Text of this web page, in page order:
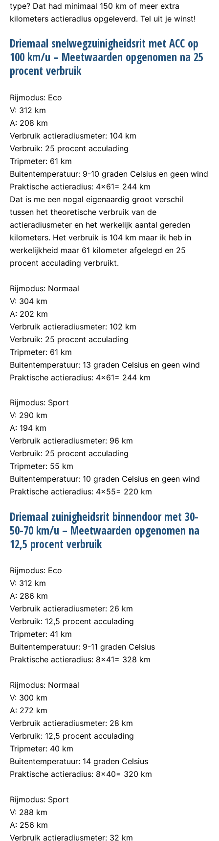
type? Dat had minimaal 150 km of meer extra
kilometers actieradius opgeleverd. Tel uit je winst!
Driemaal snelwegzuinigheidsrit met ACC op
100 km/u – Meetwaarden opgenomen na 25
procent verbruik
Rijmodus: Eco
V: 312 km
A: 208 km
Verbruik actieradiusmeter: 104 km
Verbruik: 25 procent acculading
Tripmeter: 61 km
Buitentemperatuur: 9-10 graden Celsius en geen wind
Praktische actieradius: 4×61= 244 km
Dat is me een nogal eigenaardig groot verschil
tussen het theoretische verbruik van de
actieradiusmeter en het werkelijk aantal gereden
kilometers. Het verbruik is 104 km maar ik heb in
werkelijkheid maar 61 kilometer afgelegd en 25
procent acculading verbruikt.
Rijmodus: Normaal
V: 304 km
A: 202 km
Verbruik actieradiusmeter: 102 km
Verbruik: 25 procent acculading
Tripmeter: 61 km
Buitentemperatuur: 13 graden Celsius en geen wind
Praktische actieradius: 4×61= 244 km
Rijmodus: Sport
V: 290 km
A: 194 km
Verbruik actieradiusmeter: 96 km
Verbruik: 25 procent acculading
Tripmeter: 55 km
Buitentemperatuur: 10 graden Celsius en geen wind
Praktische actieradius: 4×55= 220 km
Driemaal zuinigheidsrit binnendoor met 30-
50-70 km/u – Meetwaarden opgenomen na
12,5 procent verbruik
Rijmodus: Eco
V: 312 km
A: 286 km
Verbruik actieradiusmeter: 26 km
Verbruik: 12,5 procent acculading
Tripmeter: 41 km
Buitentemperatuur: 9-11 graden Celsius
Praktische actieradius: 8×41= 328 km
Rijmodus: Normaal
V: 300 km
A: 272 km
Verbruik actieradiusmeter: 28 km
Verbruik: 12,5 procent acculading
Tripmeter: 40 km
Buitentemperatuur: 14 graden Celsius
Praktische actieradius: 8×40= 320 km
Rijmodus: Sport
V: 288 km
A: 256 km
Verbruik actieradiusmeter: 32 km